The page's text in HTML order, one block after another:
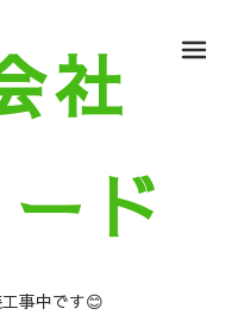
社
ド
事中です😊